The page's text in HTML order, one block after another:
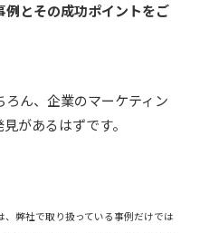
とその成功ポイントをご
ん、企業のマーケティン
があるはずです。
弊社で取り扱っている事例だけでは